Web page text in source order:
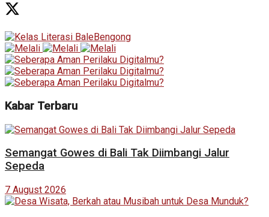
Kabar Terbaru
Semangat Gowes di Bali Tak Diimbangi Jalur
Sepeda
7 August 2026